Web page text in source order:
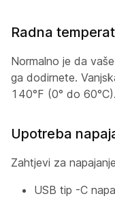
Radna
Normalno je da
ga dodirnete.
140°F (0° do 60°C).
Upotreba
Zahtjevi za
USB tip -C